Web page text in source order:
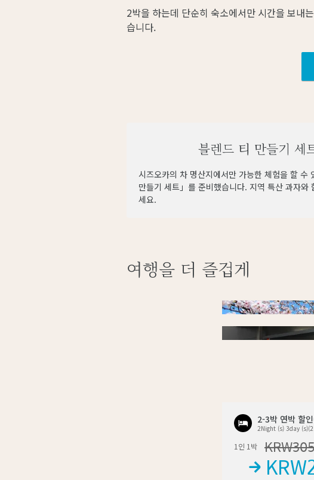
2박을 하는데 단순히 숙소에서만 시간을 보내
습니다.
블렌드 티 만들기 세
시즈오카의 차 명산지에서만 가능한 체험을 할 수
만들기 세트」를 준비했습니다. 지역 특산 과자와
세요.
여행을 더 즐겁게
2-3박 연박 할
2Night (s) 3day
1인 1박 KRW
KRW